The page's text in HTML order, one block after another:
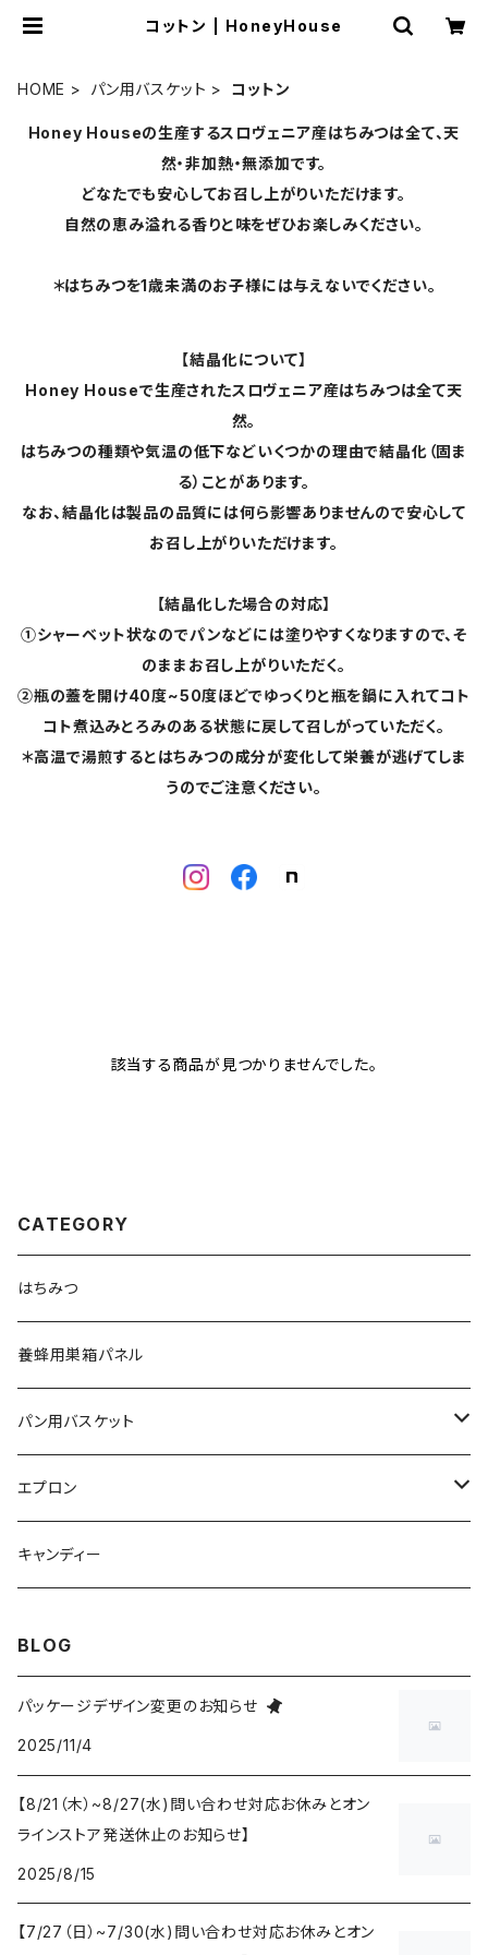
コットン | HoneyHouse
HOME パン用バスケット コットン
Honey Houseの生産するスロヴェニア産はちみつは全て、天
然・非加熱・無添加です。
どなたでも安心してお召し上がりいただけます。
自然の恵み溢れる香りと味をぜひお楽しみください。
＊はちみつを1歳未満のお子様には与えないでください。
【結晶化について】
Honey Houseで生産されたスロヴェニア産はちみつは全て天
然。
はちみつの種類や気温の低下などいくつかの理由で結晶化（固ま
る）ことがあります。
なお、結晶化は製品の品質には何ら影響ありませんので安心して
お召し上がりいただけます。
【結晶化した場合の対応】
①シャーベット状なのでパンなどには塗りやすくなりますので、そ
のままお召し上がりいただく。
②瓶の蓋を開け40度~50度ほどでゆっくりと瓶を鍋に入れてコト
コト煮込みとろみのある状態に戻して召しがっていただく。
＊高温で湯煎するとはちみつの成分が変化して栄養が逃げてしま
うのでご注意ください。
該当する商品が見つかりませんでした。
CATEGORY
はちみつ
養蜂用巣箱パネル
パン用バスケット
コットン
リネン
エプロン
コットン
キャンディー
BLOG
パッケージデザイン変更のお知らせ
2025/11/4
【8/21（木）~8/27(水)問い合わせ対応お休みとオン
ラインストア発送休止のお知らせ】
2025/8/15
【7/27（日）~7/30(水)問い合わせ対応お休みとオン